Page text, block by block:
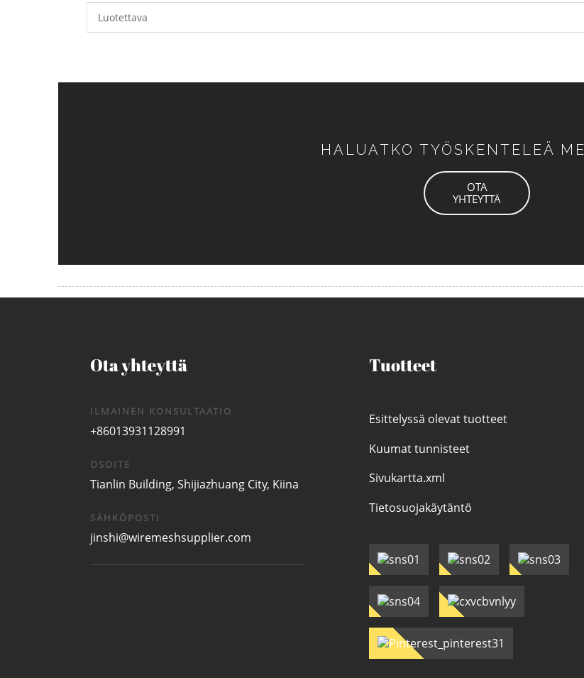
Luotettava
HALUATKO TYÖSKENTELEÄ
OTA
YHTEYTTÄ
Ota yhteyttä
ILMAINEN KONSULTAATIO
+86013931128991
OSOITE
Tianlin Building, Shijiazhuang City, Kiina
SÄHKÖPOSTI
jinshi@wiremeshsupplier.com
Tuotteet
Esittelyssä olevat tuotteet
Kuumat tunnisteet
Sivukartta.xml
Tietosuojakäytäntö